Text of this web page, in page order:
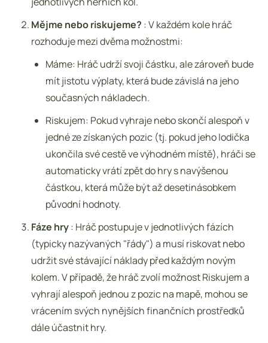
Mějme nebo riskujeme? : V každém kole hráč
rozhoduje mezi dvěma možnostmi:
Máme: Hráč udrží svoji částku, ale zároveň bude
mít jistotu výplaty, která bude závislá na jeho
současných nákladech.
Riskujem: Pokud vyhraje nebo skončí alespoň v
jedné ze získaných pozic (tj. pokud jeho lodička
ukončila své cestě ve výhodném místě), hráči se
automaticky vrátí zpět do hry s navýšenou
částkou, která může být až desetinásobkem
původní hodnoty.
Fáze hry: Hráč postupuje v jednotlivých fázích
(typicky nazývaných "řády") a musí riskovat nebo
udržit své stávající náklady před každým novým
kolem. V případě, že hráč zvolí možnost Riskujem a
vyhrají alespoň jednou z pozic na mapě, mohou se
vrácením svých nynějších finančních prostředků
dále účastnit hry.